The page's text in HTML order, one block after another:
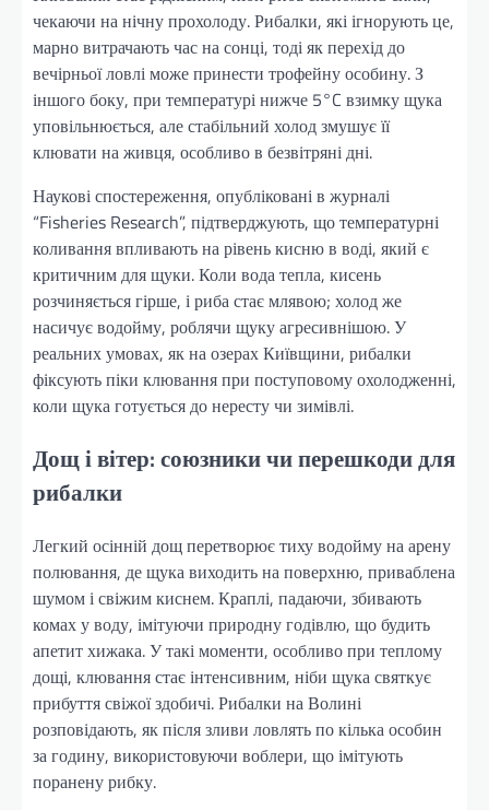
чекаючи на нічну прохолоду. Рибалки, які ігнорують це,
марно витрачають час на сонці, тоді як перехід до
вечірньої ловлі може принести трофейну особину. З
іншого боку, при температурі нижче 5°C взимку щука
уповільнюється, але стабільний холод змушує її
клювати на живця, особливо в безвітряні дні.
Наукові спостереження, опубліковані в журналі
“Fisheries Research”, підтверджують, що температурні
коливання впливають на рівень кисню в воді, який є
критичним для щуки. Коли вода тепла, кисень
розчиняється гірше, і риба стає млявою; холод же
насичує водойму, роблячи щуку агресивнішою. У
реальних умовах, як на озерах Київщини, рибалки
фіксують піки клювання при поступовому охолодженні,
коли щука готується до нересту чи зимівлі.
Дощ і вітер: союзники чи перешкоди для
рибалки
Легкий осінній дощ перетворює тиху водойму на арену
полювання, де щука виходить на поверхню, приваблена
шумом і свіжим киснем. Краплі, падаючи, збивають
комах у воду, імітуючи природну годівлю, що будить
апетит хижака. У такі моменти, особливо при теплому
дощі, клювання стає інтенсивним, ніби щука святкує
прибуття свіжої здобичі. Рибалки на Волині
розповідають, як після зливи ловлять по кілька особин
за годину, використовуючи воблери, що імітують
поранену рибку.